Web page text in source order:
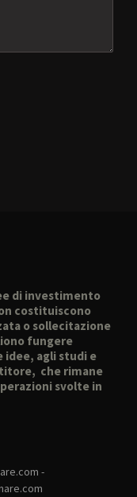
di investimento
costituiscono
o sollecitazione
fungere
idee, agli studi e
che rimane
svolte in
-